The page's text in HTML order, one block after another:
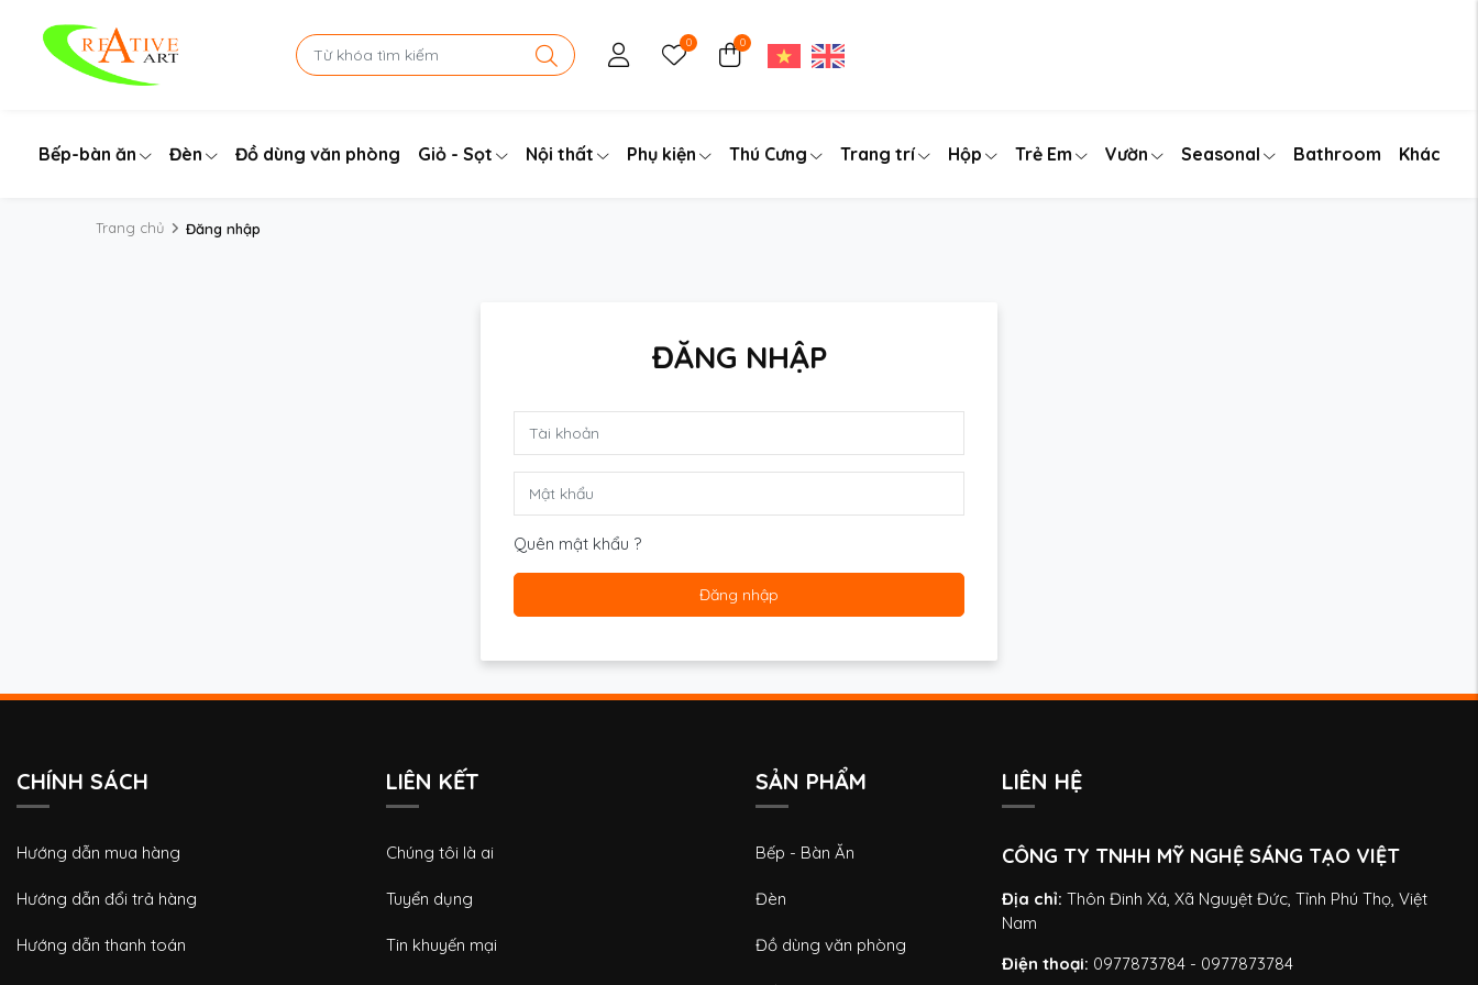
0 0
Bếp-bàn ăn Đèn Đồ dùng văn phòng Giỏ - Sọt Nội thất Phụ kiện Thú Cưng Trang trí Hộp Trẻ Em Vườn Seasonal Bathroom Khác
Trang chủ Đăng nhập
ĐĂNG NHẬP
Quên mật khẩu ?
Đăng nhập
CHÍNH SÁCH
Hướng dẫn mua hàng
Hướng dẫn đổi trả hàng
Hướng dẫn thanh toán
LIÊN KẾT
Chúng tôi là ai
Tuyển dụng
Tin khuyến mại
SẢN PHẨM
Bếp - Bàn Ăn
Đèn
Đồ dùng văn phòng
LIÊN HỆ
CÔNG TY TNHH MỸ NGHỆ SÁNG TẠO VIỆT
Địa chỉ: Thôn Đinh Xá, Xã Nguyệt Đức, Tỉnh Phú Thọ, Việt
Nam
Điện thoại: 0977873784 - 0977873784